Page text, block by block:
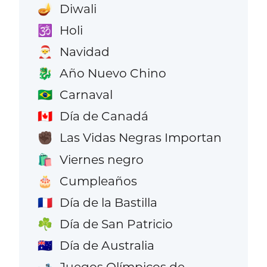
🪔 Diwali
🕉️ Holi
🎅 Navidad
🐉 Año Nuevo Chino
🇧🇷 Carnaval
🇨🇦 Día de Canadá
✊🏿 Las Vidas Negras Importan
🛍️ Viernes negro
🎂 Cumpleaños
🇫🇷 Día de la Bastilla
☘️ Día de San Patricio
🇦🇺 Día de Australia